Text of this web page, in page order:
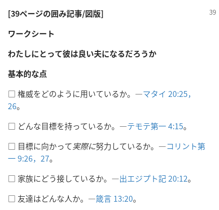
[39ページの囲み記事/図版]
ワークシート
わたしにとって彼は良い夫になるだろうか
基本的な点
□ 権威をどのように用いているか。―マタイ 20:25，
26。
□ どんな目標を持っているか。―テモテ第一 4:15。
□ 目標に向かって実際に努力しているか。―コリント第
一 9:26，27。
□ 家族にどう接しているか。―出エジプト記 20:12。
□ 友達はどんな人か。―箴言 13:20。